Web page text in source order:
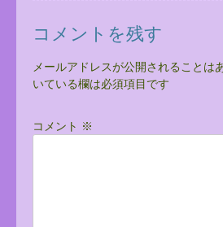
コメントを残す
メールアドレスが公開されることは
いている欄は必須項目です
コメント ※